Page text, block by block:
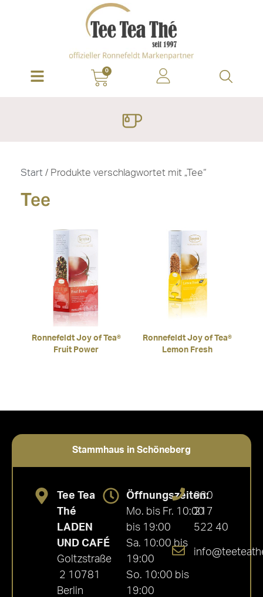
0
Start / Produkte verschlagwortet mit „Tee“
Tee
Ronnefeldt Joy of Tea®
Fruit Power
Ronnefeldt Joy of Tea®
Lemon Fresh
Stammhaus in Schöneberg
Tee Tea
Thé
LADEN
UND CAFÉ
Goltzstraße
2 10781
Berlin
Öffnungszeiten:
Mo. bis Fr. 10:00
bis 19:00
Sa. 10:00 bis
19:00
So. 10:00 bis
19:00
030
217
522 40